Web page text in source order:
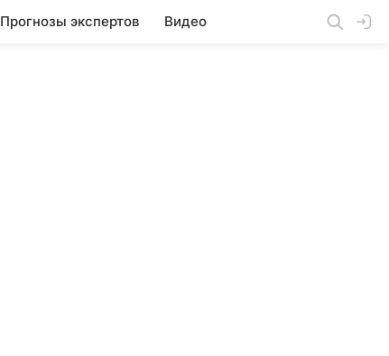
Прогнозы экспертов Видео